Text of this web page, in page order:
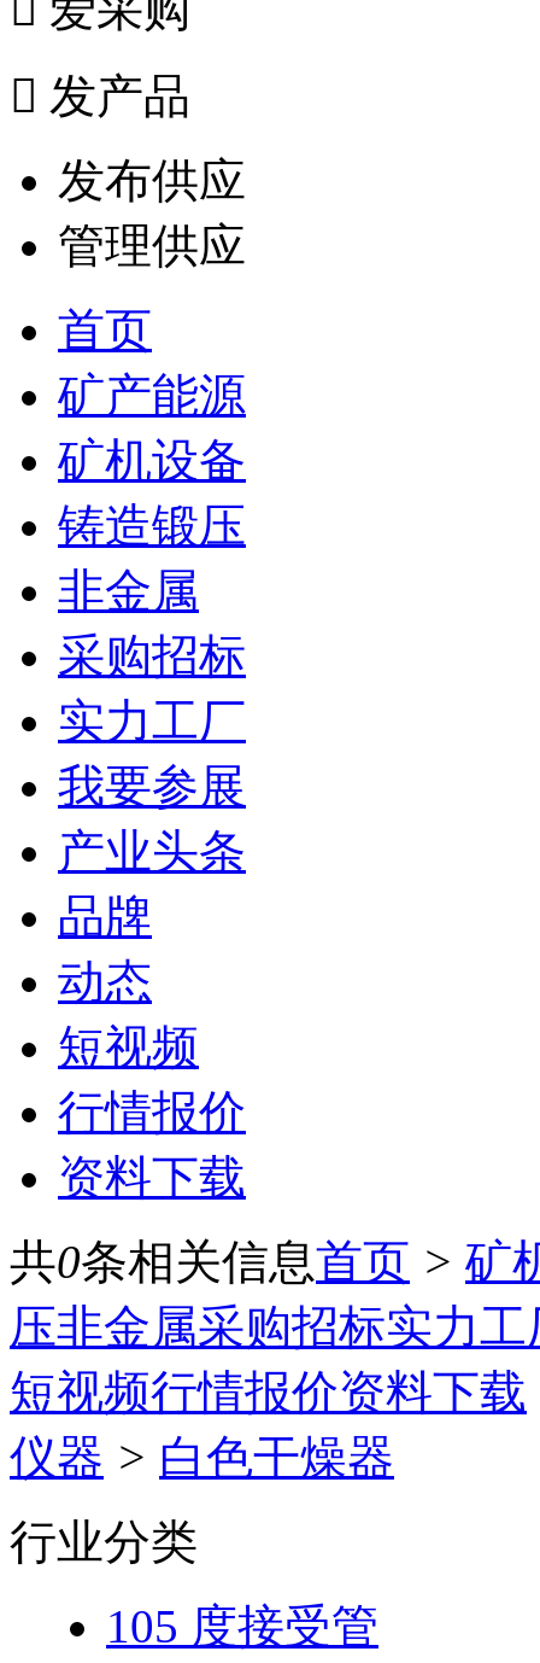
 发产品
发布供应
管理供应
首页
矿产能源
矿机设备
铸造锻压
非金属
采购招标
实力工厂
我要参展
产业头条
品牌
动态
短视频
行情报价
资料下载
共0条相关信息首页 > 矿
压非金属采购招标实力工
短视频行情报价资料下载
仪器 > 白色干燥器
行业分类
105 度接受管